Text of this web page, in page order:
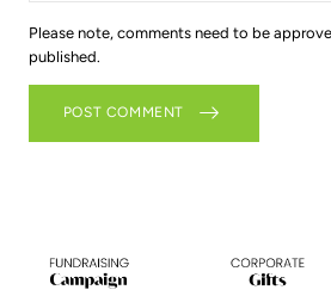
Please note, comments need to be
published.
POST COMMENT